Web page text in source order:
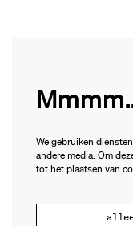
We gebruiken
andere media. Om
tot het plaatsen van